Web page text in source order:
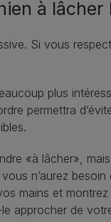
à lâcher
Si vous
plus
permettra
«à lâcher»,
n’aurez
mains et montrez
approcher de